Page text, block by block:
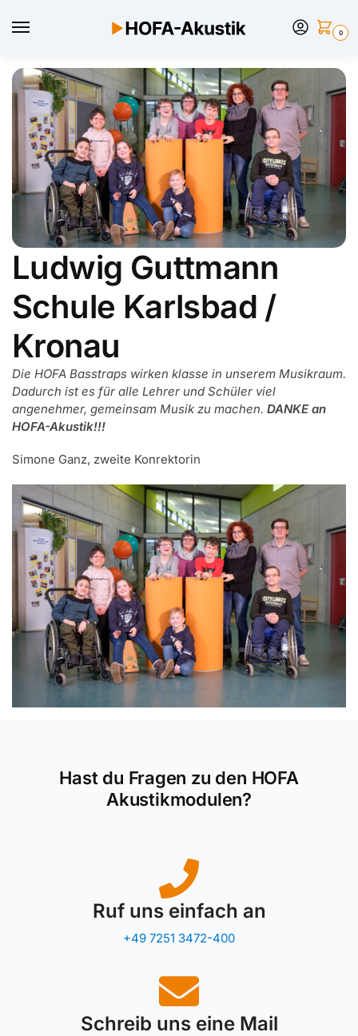
0
Ludwig Guttmann
Schule Karlsbad /
Kronau
Die HOFA Basstraps wirken klasse in unserem Musikraum.
Dadurch ist es für alle Lehrer und Schüler viel
angenehmer, gemeinsam Musik zu machen. DANKE an
HOFA-Akustik!!!
Simone Ganz, zweite Konrektorin
Hast du Fragen zu den HOFA
Akustikmodulen?
Ruf uns einfach an
+49 7251 3472-400
Schreib uns eine Mail